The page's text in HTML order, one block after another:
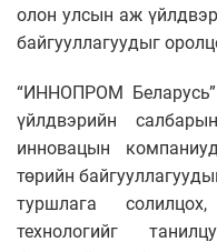
олон улсын аж
байгууллагуудыг
“ИННОПРОМ
үйлдвэрийн
инновацын
төрийн
туршлага
технологийг